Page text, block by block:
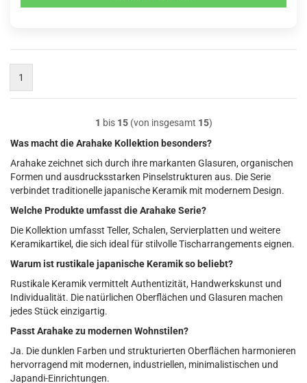
1
1 bis 15(von insgesamt 15)
Was macht die Arahake Kollektion besonders?
Arahake zeichnet sich durch ihre markanten Glasuren, organischen
Formen und ausdrucksstarken Pinselstrukturen aus. Die Serie
verbindet traditionelle japanische Keramik mit modernem Design.
Welche Produkte umfasst die Arahake Serie?
Die Kollektion umfasst Teller, Schalen, Servierplatten und weitere
Keramikartikel, die sich ideal für stilvolle Tischarrangements eignen.
Warum ist rustikale japanische Keramik so beliebt?
Rustikale Keramik vermittelt Authentizität, Handwerkskunst und
Individualität. Die natürlichen Oberflächen und Glasuren machen
jedes Stück einzigartig.
Passt Arahake zu modernen Wohnstilen?
Ja. Die dunklen Farben und strukturierten Oberflächen harmonieren
hervorragend mit modernen, industriellen, minimalistischen und
Japandi-Einrichtungen.